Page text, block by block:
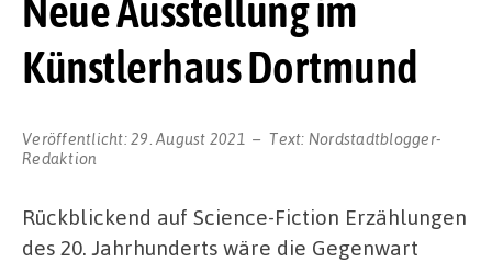
Neue Ausstellung im
Künstlerhaus Dortmund
Veröffentlicht:29. August 2021 Text: Nordstadtblogger-
Redaktion
Rückblickend auf Science-Fiction Erzählungen
des 20. Jahrhunderts wäre die Gegenwart